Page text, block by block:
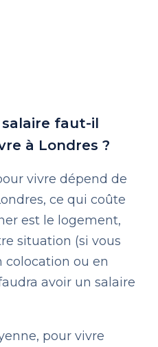
faut-il
à Londres ?
vivre dépend de
ce qui coûte
est le logement,
situation (si vous
colocation ou en
avoir un salaire
pour vivre